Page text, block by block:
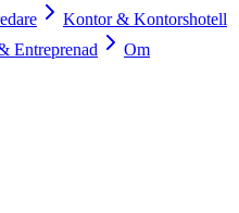
Kontor & Kontorshotell
Entreprenad
Om